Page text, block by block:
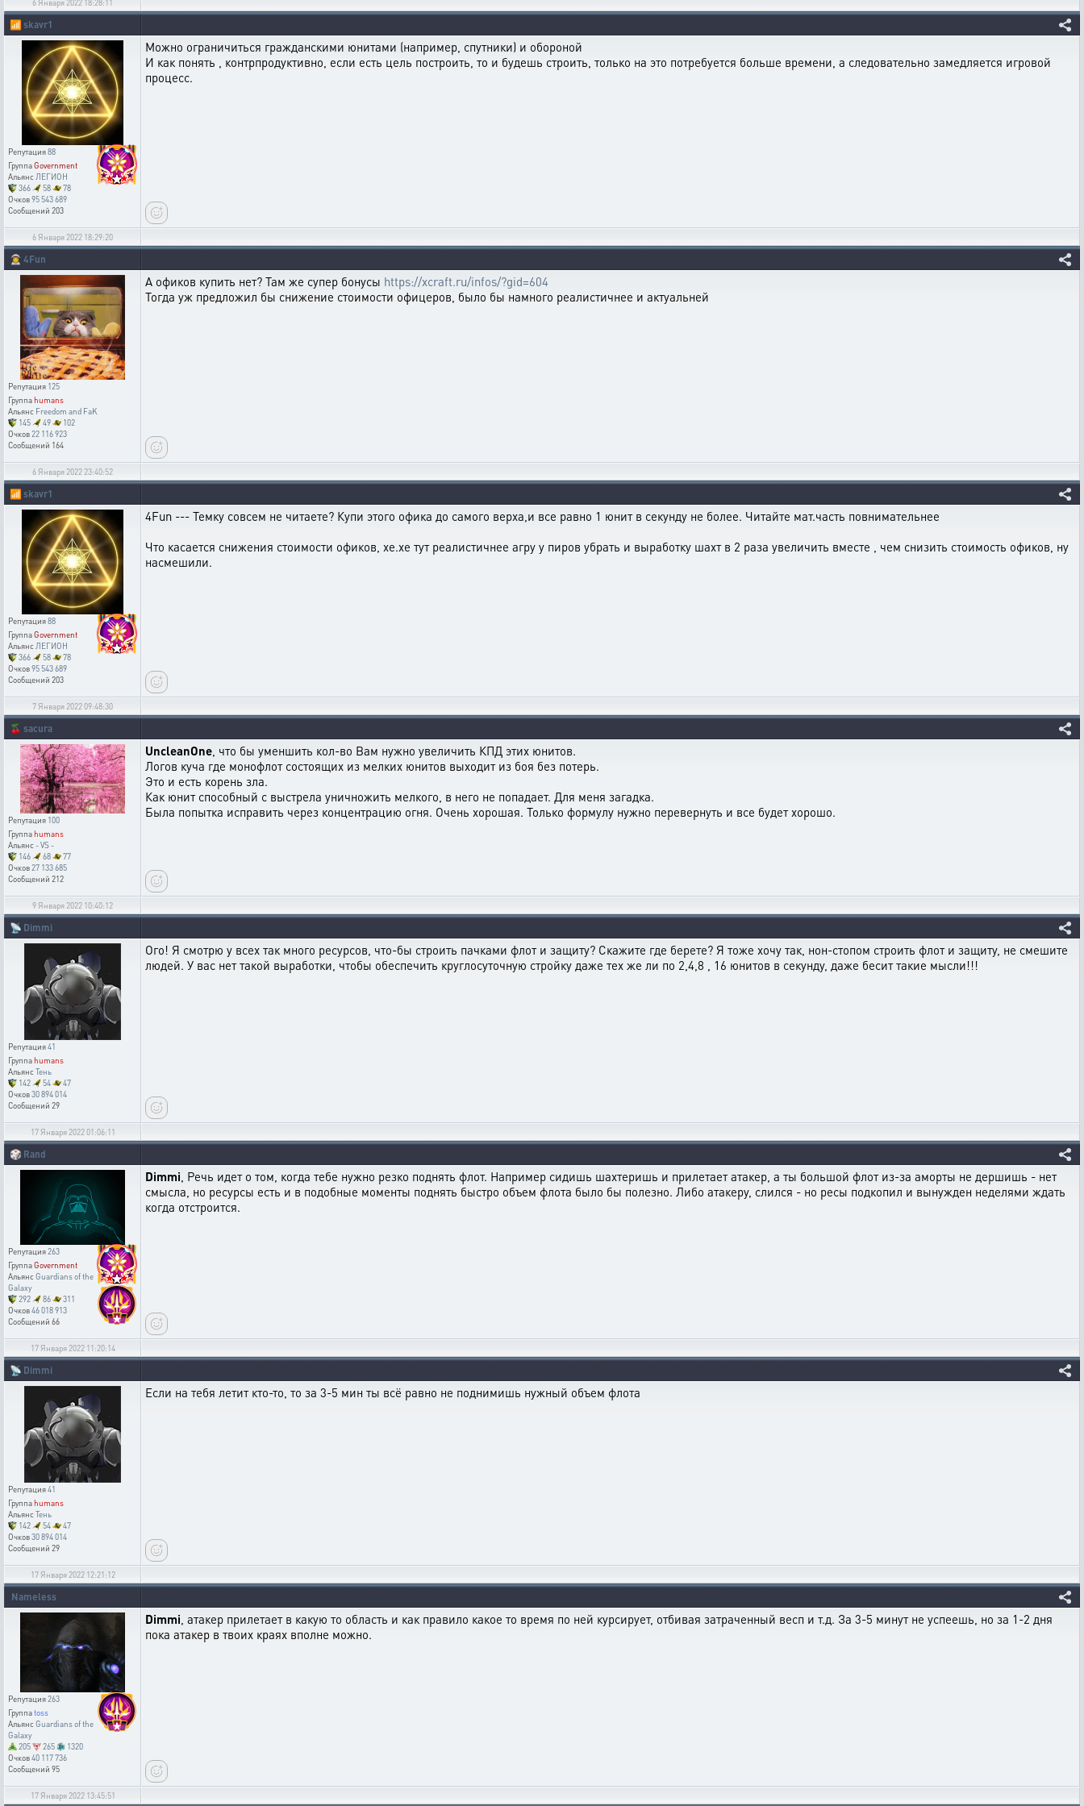
6 Января 2022 18:28:11
📶 skavr1
Репутация88
ГруппаGovernment
Альянс ЛЕГИОН
366
58
78
Очков95 543 689
Сообщений 203
Можно ограничиться гражданскими юнитами (например, спутники) и обороной
И как понять , контрпродуктивно, если есть цель построить, то и будешь строить, только на это потребуется больше времени, а следовательно замедляется игровой
процесс.
6 Января 2022 18:29:20
👨‍🚀 4Fun
Репутация 125
Группаhumans
Альянс Freedom and FaK
145
49
102
Очков22 116 923
Сообщений 164
А офиков купить нет? Там же супер бонусы https://xcraft.ru/infos/?gid=604
Тогда уж предложил бы снижение стоимости офицеров, было бы намного реалистичнее и актуальней
6 Января 2022 23:40:52
📶 skavr1
Репутация88
ГруппаGovernment
Альянс ЛЕГИОН
366
58
78
Очков95 543 689
Сообщений 203
4Fun --- Темку совсем не читаете? Купи этого офика до самого верха,и все равно 1 юнит в секунду не более. Читайте мат.часть повнимательнее
Что касается снижения стоимости офиков, хе.хе тут реалистичнее агру у пиров убрать и выработку шахт в 2 раза увеличить вместе , чем снизить стоимость офиков, ну
насмешили.
7 Января 2022 09:48:30
🍒 sacura
Репутация 100
Группаhumans
Альянс- VS -
146
68
77
Очков27 133 685
Сообщений 212
UncleanOne, что бы уменшить кол-во Вам нужно увеличить КПД этих юнитов.
Логов куча где монофлот состоящих из мелких юнитов выходит из боя без потерь.
Это и есть корень зла.
Как юнит способный с выстрела уничножить мелкого, в него не попадает. Для меня загадка.
Была попытка исправить через концентрацию огня. Очень хорошая. Только формулу нужно перевернуть и все будет хорошо.
9 Января 2022 10:40:12
📡 Dimmi
Репутация41
Группаhumans
АльянсТень
142
54
47
Очков30 894 014
Сообщений 29
Ого! Я смотрю у всех так много ресурсов, что-бы строить пачками флот и защиту? Скажите где берете? Я тоже хочу так, нон-стопом строить флот и защиту, не смешите
людей. У вас нет такой выработки, чтобы обеспечить круглосуточную стройку даже тех же ли по 2,4,8 , 16 юнитов в секунду, даже бесит такие мысли!!!
17 Января 2022 01:06:11
🎲 Rand
Репутация263
ГруппаGovernment
АльянсGuardians of the
Galaxy
292
86
311
Очков46 018 913
Сообщений 66
Dimmi, Речь идет о том, когда тебе нужно резко поднять флот. Например сидишь шахтеришь и прилетает атакер, а ты большой флот из-за аморты не дершишь - нет
смысла, но ресурсы есть и в подобные моменты поднять быстро объем флота было бы полезно. Либо атакеру, слился - но ресы подкопил и вынужден неделями ждать
когда отстроится.
17 Января 2022 11:20:14
📡 Dimmi
Репутация41
Группаhumans
АльянсТень
142
54
47
Очков30 894 014
Сообщений 29
Если на тебя летит кто-то, то за 3-5 мин ты всё равно не поднимишь нужный объем флота
17 Января 2022 12:21:12
Nameless
Репутация263
Группаtoss
АльянсGuardians of the
Galaxy
205
265
1320
Очков40 117 736
Сообщений 95
Dimmi, атакер прилетает в какую то область и как правило какое то время по ней курсирует, отбивая затраченный весп и т.д. За 3-5 минут не успеешь, но за 1-2 дня
пока атакер в твоих краях вполне можно.
17 Января 2022 13:45:51